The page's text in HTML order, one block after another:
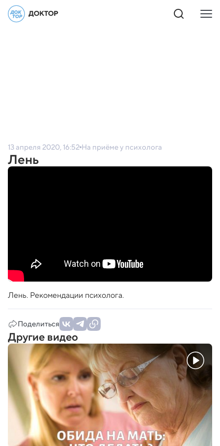
13 апреля 2020, 16:52 На приёме у психолога
Лень
Лень. Рекомендации психолога.
Поделиться
Другие видео